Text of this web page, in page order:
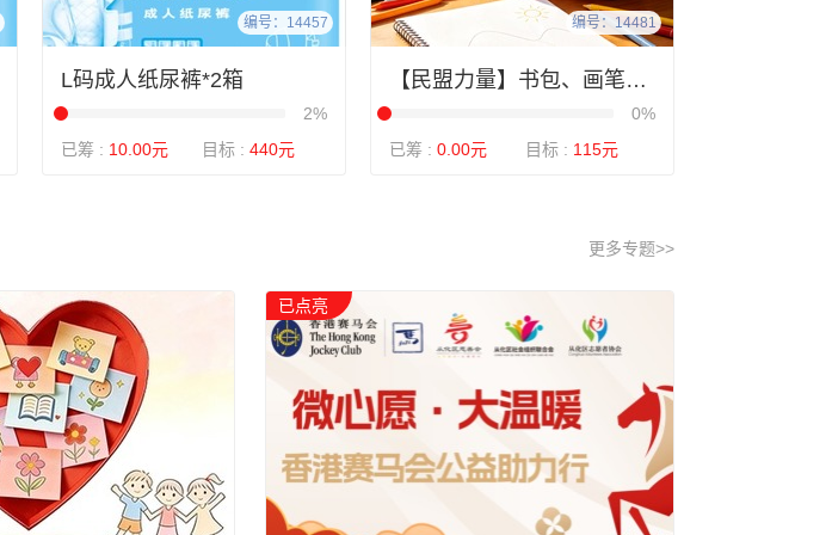
编号：14457
L码成人纸尿裤*2箱
2%
已筹 : 10.00元 目标 : 440元
编号：14481
【民盟力量】书包、画笔、A4画本
0%
已筹 : 0.00元 目标 : 115元
更多专题>>
已点亮